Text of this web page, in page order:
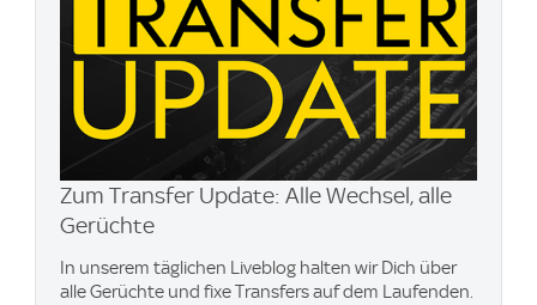
Zum Transfer Update: Alle Wechsel, alle
Gerüchte
In unserem täglichen Liveblog halten wir Dich über
alle Gerüchte und fixe Transfers auf dem Laufenden.